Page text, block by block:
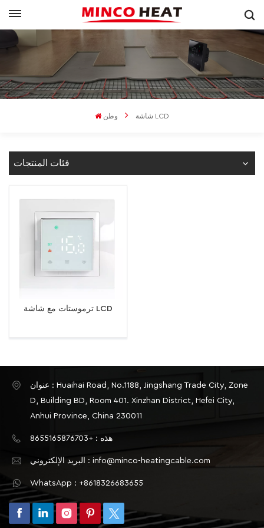
وطن شاشة LCD
فئات المنتجات
ترموستات مع شاشة LCD
عنوان : Huaihai Road, No.1188, Jingshang Trade City, Zone
D, Building BD, Room 401. Xinzhan District, Hefei City,
Anhui Province, China 230011
هذه : +8655165876703
البريد الإلكتروني : info@minco-heatingcable.com
WhatsApp : +8618326683655